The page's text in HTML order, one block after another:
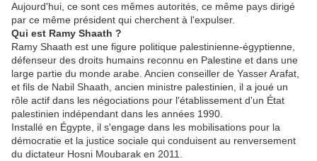
Aujourd'hui, ce sont ces mêmes autorités, ce même pays dirigé
par ce même président qui cherchent à l'expulser.
Qui est Ramy Shaath ?
Ramy Shaath est une figure politique palestinienne-égyptienne,
défenseur des droits humains reconnu en Palestine et dans une
large partie du monde arabe. Ancien conseiller de Yasser Arafat,
et fils de Nabil Shaath, ancien ministre palestinien, il a joué un
rôle actif dans les négociations pour l'établissement d'un État
palestinien indépendant dans les années 1990.
Installé en Égypte, il s'engage dans les mobilisations pour la
démocratie et la justice sociale qui conduisent au renversement
du dictateur Hosni Moubarak en 2011.